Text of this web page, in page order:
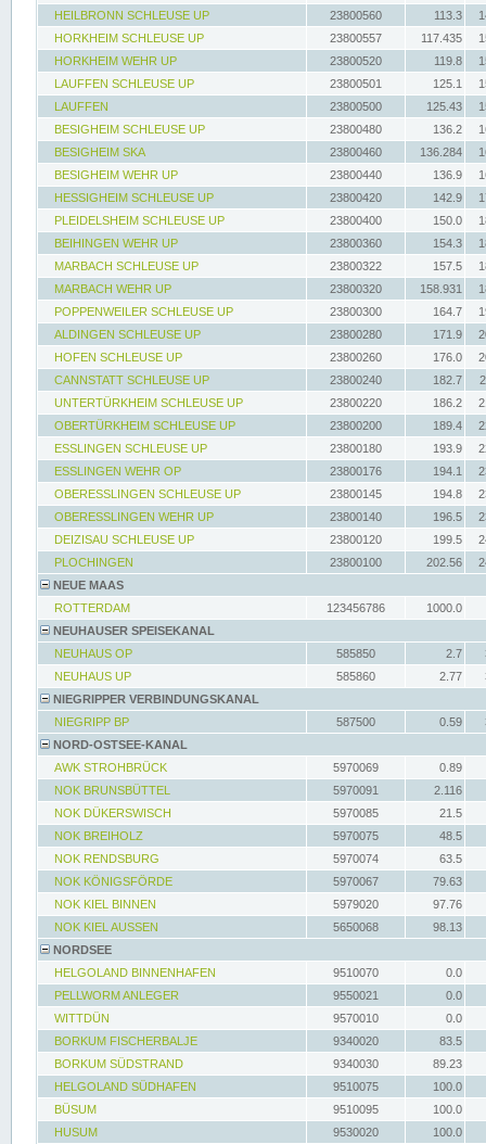
HEILBRONN SCHLEUSE UP
23800560 113.3
HORKHEIM SCHLEUSE UP
23800557 117.435
HORKHEIM WEHR UP
23800520 119.8
LAUFFEN SCHLEUSE UP
23800501 125.1
LAUFFEN
23800500 125.43
BESIGHEIM SCHLEUSE UP
23800480 136.2
BESIGHEIM SKA
23800460 136.284
BESIGHEIM WEHR UP
23800440 136.9
HESSIGHEIM SCHLEUSE UP
23800420 142.9
PLEIDELSHEIM SCHLEUSE UP
23800400 150.0
BEIHINGEN WEHR UP
23800360 154.3
MARBACH SCHLEUSE UP
23800322 157.5
MARBACH WEHR UP
23800320 158.931
POPPENWEILER SCHLEUSE UP
23800300 164.7
ALDINGEN SCHLEUSE UP
23800280 171.9
HOFEN SCHLEUSE UP
23800260 176.0
CANNSTATT SCHLEUSE UP
23800240 182.7
UNTERTÜRKHEIM SCHLEUSE UP
23800220 186.2
OBERTÜRKHEIM SCHLEUSE UP
23800200 189.4
ESSLINGEN SCHLEUSE UP
23800180 193.9
ESSLINGEN WEHR OP
23800176 194.1
OBERESSLINGEN SCHLEUSE UP
23800145 194.8
OBERESSLINGEN WEHR UP
23800140 196.5
DEIZISAU SCHLEUSE UP
23800120 199.5
PLOCHINGEN
23800100 202.56
NEUE MAAS
ROTTERDAM
123456786
1000.0
NEUHAUSER SPEISEKANAL
NEUHAUS OP
585850 2.7
NEUHAUS UP
585860 2.77
NIEGRIPPER VERBINDUNGSKANAL
NIEGRIPP BP
587500 0.59
NORD-OSTSEE-KANAL
AWK STROHBRÜCK
5970069
0.89
NOK BRUNSBÜTTEL
5970091
2.116
NOK DÜKERSWISCH
5970085
21.5
NOK BREIHOLZ
5970075
48.5
NOK RENDSBURG
5970074
63.5
NOK KÖNIGSFÖRDE
5970067
79.63
NOK KIEL BINNEN
5979020
97.76
NOK KIEL AUSSEN
5650068
98.13
NORDSEE
HELGOLAND BINNENHAFEN
9510070
0.0
PELLWORM ANLEGER
9550021
0.0
WITTDÜN
9570010
0.0
BORKUM FISCHERBALJE
9340020
83.5
BORKUM SÜDSTRAND
9340030
89.23
HELGOLAND SÜDHAFEN
9510075
100.0
BÜSUM
9510095
100.0
HUSUM
9530020 100.0